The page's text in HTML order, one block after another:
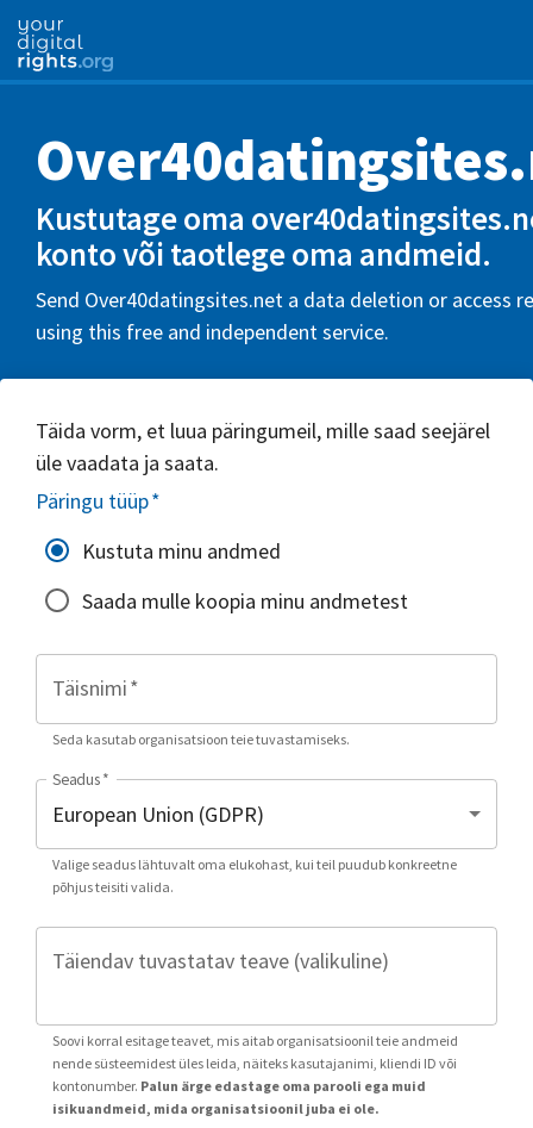
Kustutage oma
konto või taotlege oma andmeid.
Send Over40datingsites.net a data deletion or access
using this free and independent service.
Täida vorm, et luua päringumeil, mille saad seejärel
üle vaadata ja saata.
Päringu tüüp*
Kustuta minu andmed
Saada mulle koopia minu andmetest
Täisnimi*
Seda kasutab organisatsioon teie tuvastamiseks.
Seadus*
Valige seadus lähtuvalt oma elukohast, kui teil puudub konkreetne
põhjus teisiti valida.
Täiendav tuvastatav teave (valikuline)
Soovi korral esitage teavet, mis aitab organisatsioonil teie andmeid
nende süsteemidest üles leida, näiteks kasutajanimi, kliendi ID või
kontonumber. Palun ärge edastage oma parooli ega muid
isikuandmeid, mida organisatsioonil juba ei ole.